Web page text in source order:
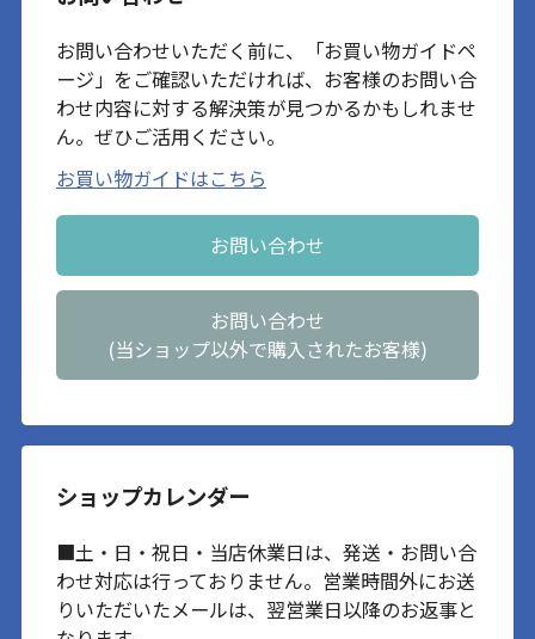
お問い合わせいただく前に、「お買い物ガイドペ
ージ」をご確認いただければ、お客様のお問い合
わせ内容に対する解決策が見つかるかもしれませ
ん。ぜひご活用ください。
お買い物ガイドはこちら
お問い合わせ
お問い合わせ
(当ショップ以外で購入されたお客様)
ショップカレンダー
■土・日・祝日・当店休業日は、発送・お問い合
わせ対応は行っておりません。営業時間外にお送
りいただいたメールは、翌営業日以降のお返事と